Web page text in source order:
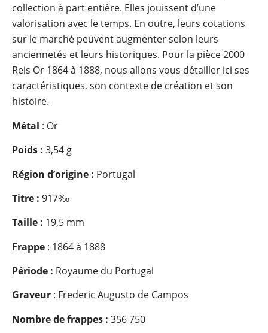
collection à part entière. Elles jouissent d’une
valorisation avec le temps. En outre, leurs cotations
sur le marché peuvent augmenter selon leurs
anciennetés et leurs historiques. Pour la pièce 2000
Reis Or 1864 à 1888, nous allons vous détailler ici ses
caractéristiques, son contexte de création et son
histoire.
Métal : Or
Poids : 3,54 g
Région d’origine : Portugal
Titre : 917‰
Taille : 19,5 mm
Frappe : 1864 à 1888
Période : Royaume du Portugal
Graveur : Frederic Augusto de Campos
Nombre de frappes : 356 750